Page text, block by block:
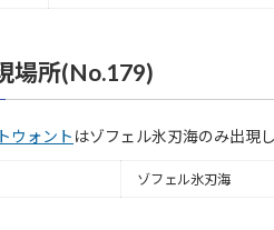
場所(No.179)
ウォント はゾフェル氷刃海のみ出現し
ゾフェル氷刃海